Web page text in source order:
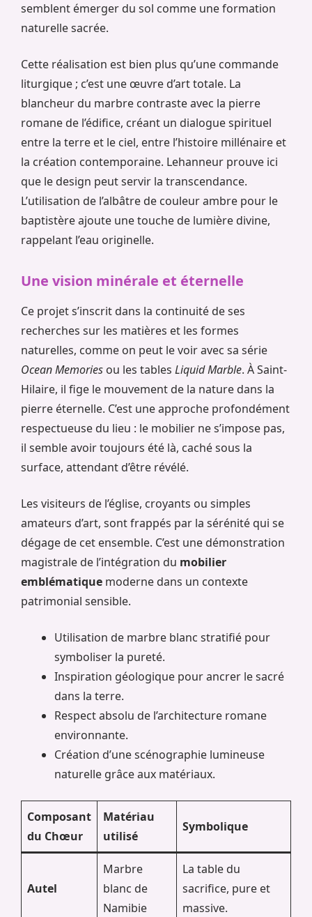
semblent émerger du sol comme une formation
naturelle sacrée.
Cette réalisation est bien plus qu’une commande
liturgique ; c’est une œuvre d’art totale. La
blancheur du marbre contraste avec la pierre
romane de l’édifice, créant un dialogue spirituel
entre la terre et le ciel, entre l’histoire millénaire et
la création contemporaine. Lehanneur prouve ici
que le design peut servir la transcendance.
L’utilisation de l’albâtre de couleur ambre pour le
baptistère ajoute une touche de lumière divine,
rappelant l’eau originelle.
Une vision minérale et éternelle
Ce projet s’inscrit dans la continuité de ses
recherches sur les matières et les formes
naturelles, comme on peut le voir avec sa série
Ocean Memories ou les tables Liquid Marble. À Saint-
Hilaire, il fige le mouvement de la nature dans la
pierre éternelle. C’est une approche profondément
respectueuse du lieu : le mobilier ne s’impose pas,
il semble avoir toujours été là, caché sous la
surface, attendant d’être révélé.
Les visiteurs de l’église, croyants ou simples
amateurs d’art, sont frappés par la sérénité qui se
dégage de cet ensemble. C’est une démonstration
magistrale de l’intégration du mobilier
emblématique moderne dans un contexte
patrimonial sensible.
Utilisation de marbre blanc stratifié pour
symboliser la pureté.
Inspiration géologique pour ancrer le sacré
dans la terre.
Respect absolu de l’architecture romane
environnante.
Création d’une scénographie lumineuse
naturelle grâce aux matériaux.
Composant
du Chœur
Matériau
utilisé
Symbolique
Autel
Marbre
blanc de
Namibie
La table du
sacrifice, pure et
massive.